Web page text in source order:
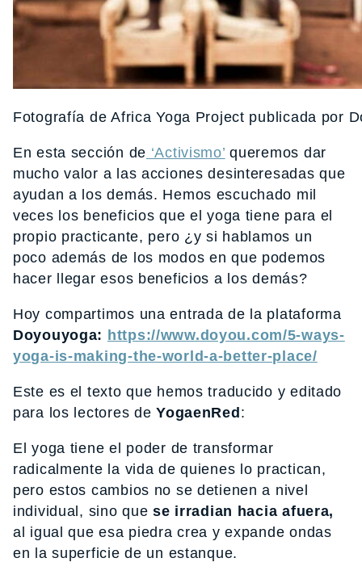
Fotografía de Africa Yoga Project publicada por
En esta sección de ‘Activismo’ queremos dar
mucho valor a las acciones desinteresadas que
ayudan a los demás. Hemos escuchado mil
veces los beneficios que el yoga tiene para el
propio practicante, pero ¿y si hablamos un
poco además de los modos en que podemos
hacer llegar esos beneficios a los demás?
Hoy compartimos una entrada de la plataforma
Doyouyoga: https://www.doyou.com/5-ways-
yoga-is-making-the-world-a-better-place/
Este es el texto que hemos traducido y editado
para los lectores deYogaenRed :
El yoga tiene el poder de transformar
radicalmente la vida de quienes lo practican,
pero estos cambios no se detienen a nivel
individual, sino quese irradian hacia afuera,
al igual que esa piedra crea y expande ondas
en la superficie de un estanque.